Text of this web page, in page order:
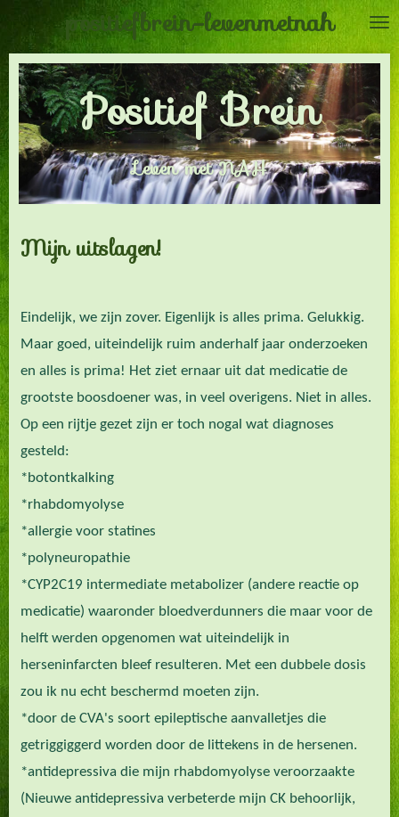
direct
naar
de
hoofdinhoud
positiefbrein-levenmetnah
Positief Brein
Leven met NAH
Mijn uitslagen!
Eindelijk, we zijn zover. Eigenlijk is alles prima. Gelukkig.
Maar goed, uiteindelijk ruim anderhalf jaar onderzoeken
en alles is prima! Het ziet ernaar uit dat medicatie de
grootste boosdoener was, in veel overigens. Niet in alles.
Op een rijtje gezet zijn er toch nogal wat diagnoses
gesteld:
*botontkalking
*rhabdomyolyse
*allergie voor statines
*polyneuropathie
*CYP2C19 intermediate metabolizer (andere reactie op
medicatie) waaronder bloedverdunners die maar voor de
helft werden opgenomen wat uiteindelijk in
herseninfarcten bleef resulteren. Met een dubbele dosis
zou ik nu echt beschermd moeten zijn.
*door de CVA's soort epileptische aanvalletjes die
getriggiggerd worden door de littekens in de hersenen.
*antidepressiva die mijn rhabdomyolyse veroorzaakte
(Nieuwe antidepressiva verbeterde mijn CK behoorlijk,